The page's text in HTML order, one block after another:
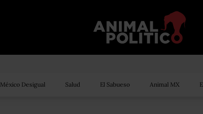
México Desigual Salud El Sabueso Animal MX